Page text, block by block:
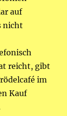
auf
nicht
reicht, gibt
im
Kauf